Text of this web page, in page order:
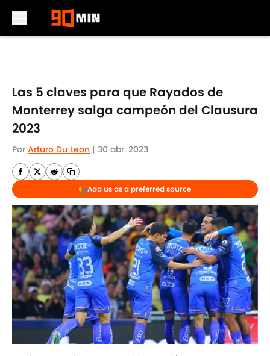
Las 5 claves para que Rayados de
Monterrey salga campeón del Clausura
2023
Por Arturo Du Leon | 30 abr. 2023
Add us as a preferred source